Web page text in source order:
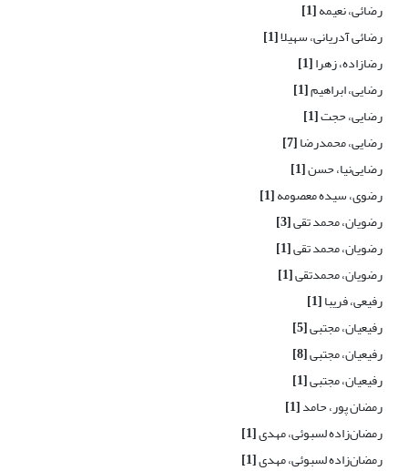
رضائی، نعیمه[1]
رضائی آدریانی، سهیلا[1]
رضازاده، زهرا[1]
رضایی، ابراهیم[1]
رضایی، حجت[1]
رضایی، محمدرضا[7]
رضایی‌نیا، حسن[1]
رضوی، سیده معصومه[1]
رضویان، محمد تقی[3]
رضویان، محمد تقی[1]
رضویان، محمدتقی[1]
رفیعی، فریبا[1]
رفیعیان، مجتبی[5]
رفیعیان، مجتبی[8]
رفیعیان، مجتبی[1]
رمضان پور، حامد[1]
رمضان‌زاده لسبوئی، مهدی[1]
رمضان‌زاده لسبوئی، مهدی[1]